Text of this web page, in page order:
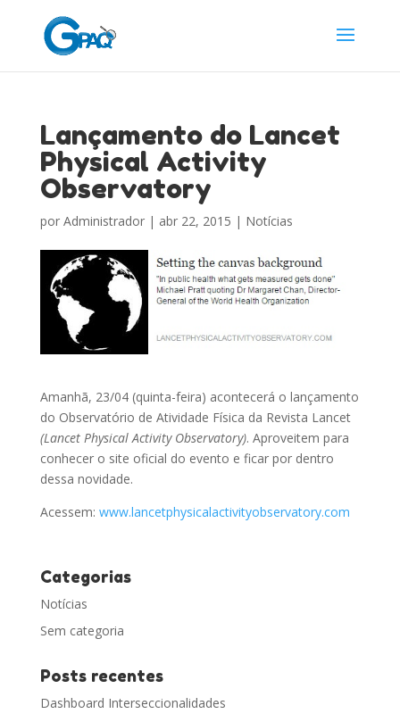
Lançamento do Lancet
Physical Activity
Observatory
por Administrador| abr 22, 2015 | Notícias
Amanhã, 23/04 (quinta-feira) acontecerá o lançamento
do Observatório de Atividade Física da Revista Lancet
(Lancet Physical Activity Observatory). Aproveitem para
conhecer o site oficial do evento e ficar por dentro
dessa novidade.
Acessem: www.lancetphysicalactivityobservatory.com
Categorias
Notícias
Sem categoria
Posts recentes
Dashboard Interseccionalidades